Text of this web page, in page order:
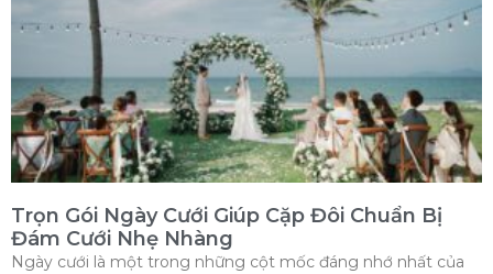
Trọn Gói Ngày Cưới Giúp Cặp Đôi Chuẩn Bị
Đám Cưới Nhẹ Nhàng
Ngày cưới là một trong những cột mốc đáng nhớ nhất của